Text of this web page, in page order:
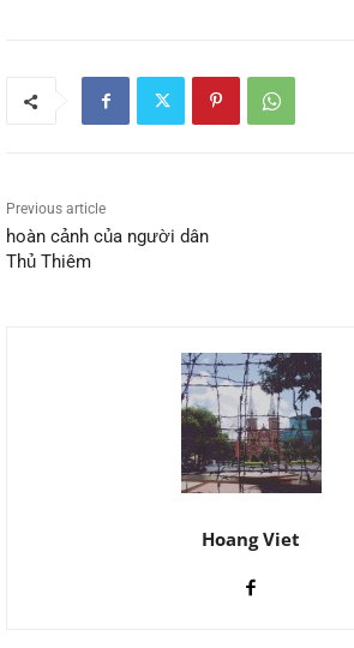
Previous article
hoàn cảnh của người dân
Thủ Thiêm
Hoang Viet